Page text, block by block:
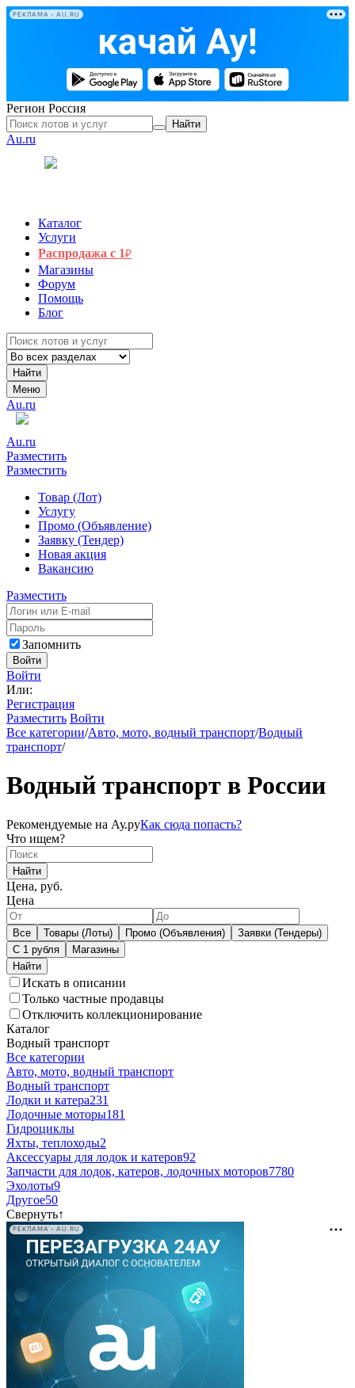
РЕКЛАМА • AU.RU
Регион Россия
Найти
Au.ru
Каталог
Услуги
Распродажа с 1₽
Магазины
Форум
Помощь
Блог
Найти
Меню
Au.ru
Au.ru
Разместить
Разместить
Товар (Лот)
Услугу
Промо (Объявление)
Заявку (Тендер)
Новая акция
Вакансию
Разместить
Запомнить
Войти
Войти
Или:
Регистрация
Разместить Войти
Все категории/Авто, мото, водный транспорт/Водный
транспорт/
Водный транспорт в России
Рекомендуемые на Ау.руКак сюда попасть?
Что ищем?
Найти
Цена, руб.
Цена
Все Товары (Лоты) Промо (Объявления)
Заявки (Тендеры)
С 1 рубля
Магазины
Искать в описании
Только частные продавцы
Отключить коллекционирование
Каталог
Водный транспорт
Все категории
Авто, мото, водный транспорт
Водный транспорт
Лодки и катера231
Лодочные моторы181
Гидроциклы
Яхты, теплоходы2
Аксессуары для лодок и катеров92
Запчасти для лодок, катеров, лодочных моторов7780
Эхолоты9
Другое50
Свернуть↑
РЕКЛАМА • AU.RU